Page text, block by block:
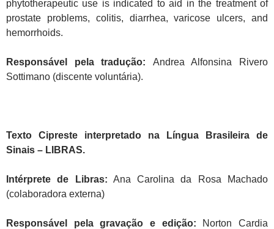
phytotherapeutic use is indicated to aid in the treatment of
prostate problems, colitis, diarrhea, varicose ulcers, and
hemorrhoids.
Responsável pela tradução: Andrea Alfonsina Rivero
Sottimano (discente voluntária).
Texto Cipreste interpretado na Língua Brasileira de
Sinais – LIBRAS.
Intérprete de Libras: Ana Carolina da Rosa Machado
(colaboradora externa)
Responsável pela gravação e edição: Norton Cardia